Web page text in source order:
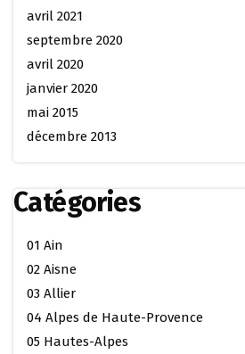
avril 2021
septembre 2020
avril 2020
janvier 2020
mai 2015
décembre 2013
Catégories
01 Ain
02 Aisne
03 Allier
04 Alpes de Haute-Provence
05 Hautes-Alpes